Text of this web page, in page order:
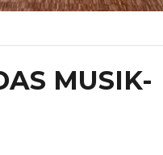
MUSIK-